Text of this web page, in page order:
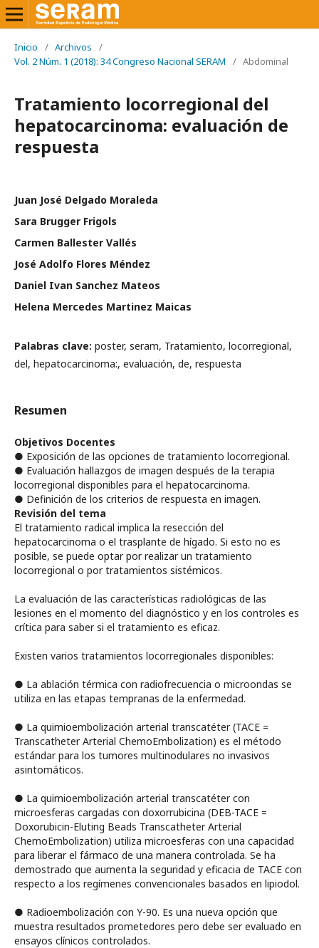
Inicio / Archivos
/
Vol. 2 Núm. 1 (2018): 34 Congreso Nacional SERAM
/ Abdominal
Tratamiento locorregional del
hepatocarcinoma: evaluación de
respuesta
Juan José Delgado Moraleda
Sara Brugger Frigols
Carmen Ballester Vallés
José Adolfo Flores Méndez
Daniel Ivan Sanchez Mateos
Helena Mercedes Martinez Maicas
Palabras clave: poster, seram, Tratamiento, locorregional,
del, hepatocarcinoma:, evaluación, de, respuesta
Resumen
Objetivos Docentes
● Exposición de las opciones de tratamiento locorregional.
● Evaluación hallazgos de imagen después de la terapia
locorregional disponibles para el hepatocarcinoma.
● Definición de los criterios de respuesta en imagen.
Revisión del tema
El tratamiento radical implica la resección del
hepatocarcinoma o el trasplante de hígado. Si esto no es
posible, se puede optar por realizar un tratamiento
locorregional o por tratamientos sistémicos.
La evaluación de las características radiológicas de las
lesiones en el momento del diagnóstico y en los controles es
crítica para saber si el tratamiento es eficaz.
Existen varios tratamientos locorregionales disponibles:
● La ablación térmica con radiofrecuencia o microondas se
utiliza en las etapas tempranas de la enfermedad.
● La quimioembolización arterial transcatéter (TACE =
Transcatheter Arterial ChemoEmbolization) es el método
estándar para los tumores multinodulares no invasivos
asintomáticos.
● La quimioembolización arterial transcatéter con
microesferas cargadas con doxorrubicina (DEB-TACE =
Doxorubicin-Eluting Beads Transcatheter Arterial
ChemoEmbolization) utiliza microesferas con una capacidad
para liberar el fármaco de una manera controlada. Se ha
demostrado que aumenta la seguridad y eficacia de TACE con
respecto a los regímenes convencionales basados en lipiodol.
● Radioembolización con Y-90. Es una nueva opción que
muestra resultados prometedores pero debe ser evaluado en
ensayos clínicos controlados.